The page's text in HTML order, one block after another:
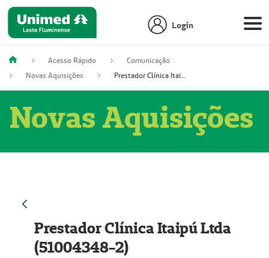
Login
Acesso Rápido
Comunicação
Novas Aquisições
Prestador Clínica Itaipú Ltda (51004348-2)
Novas Aquisições
Prestador Clínica Itaipú Ltda
(51004348-2)